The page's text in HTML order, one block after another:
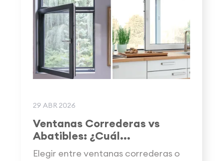
29 ABR 2026
Ventanas Correderas vs
Abatibles: ¿Cuál...
Elegir entre ventanas correderas o